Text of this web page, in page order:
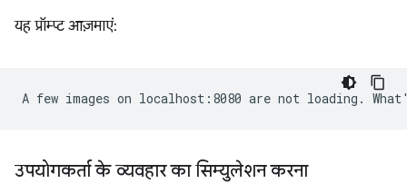
यह प्रॉम्प्ट आज़माएं:
उपयोगकर्ता के व्यवहार का सिम्युलेशन करना